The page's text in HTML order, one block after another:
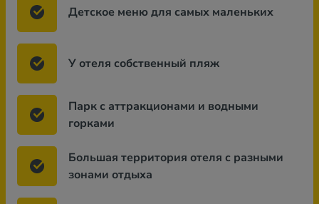
Детское меню для самых маленьких
У отеля собственный пляж
Парк с аттракционами и водными
горками
Большая территория отеля с разными
зонами отдыха